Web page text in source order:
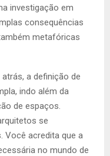
investigação em
consequências
metafóricas
a definição de
indo além da
de espaços.
se
Você acredita que a
no mundo de